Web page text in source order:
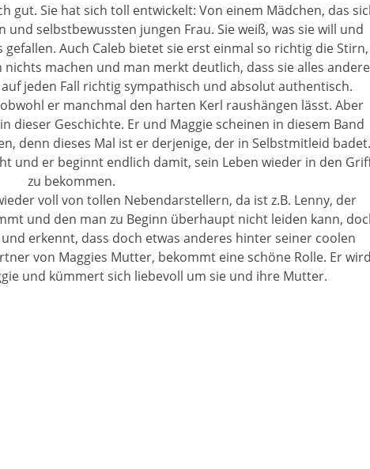
gut. Sie hat sich toll entwickelt: Von einem Mädchen, das
selbstbewussten jungen Frau. Sie weiß, was sie will und
Auch Caleb bietet sie erst einmal so richtig die Stirn,
machen und man merkt deutlich, dass sie alles andere
jeden Fall richtig sympathisch und absolut authentisch.
er manchmal den harten Kerl raushängen lässt. Aber
dieser Geschichte. Er und Maggie scheinen in diesem Band
denn dieses Mal ist er derjenige, der in Selbstmitleid badet.
und er beginnt endlich damit, sein Leben wieder in den
zu bekommen.
voll von tollen Nebendarstellern, da ist z.B. Lenny, der
und den man zu Beginn überhaupt nicht leiden kann,
erkennt, dass doch etwas anderes hinter seiner coolen
von Maggies Mutter, bekommt eine schöne Rolle. Er
und kümmert sich liebevoll um sie und ihre Mutter.